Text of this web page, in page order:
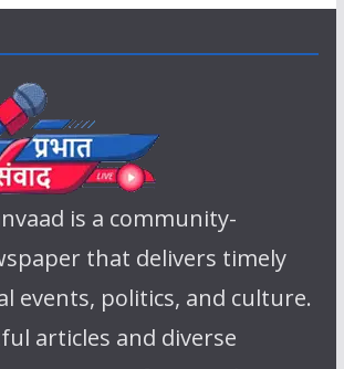
is a community-
that delivers timely
events, politics, and culture.
articles and diverse